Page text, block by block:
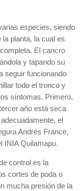
especies, siendo
planta, la cual es
El cancro
y tapando su
seguir funcionando
todo el tronco y
síntomas. Primero,
año está seca
el
Andrés France,
INIA Quilamapu.
control es la
cortes de poda o
mucha presión de la